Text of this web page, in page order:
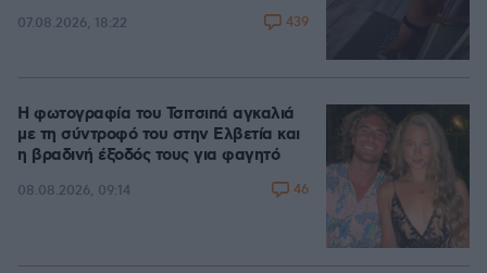
07.08.2026, 18:22 439
Η φωτογραφία του Τσιτσιπά αγκαλιά
με τη σύντροφό του στην Ελβετία και
η βραδινή έξοδός τους για φαγητό
08.08.2026, 09:14 46